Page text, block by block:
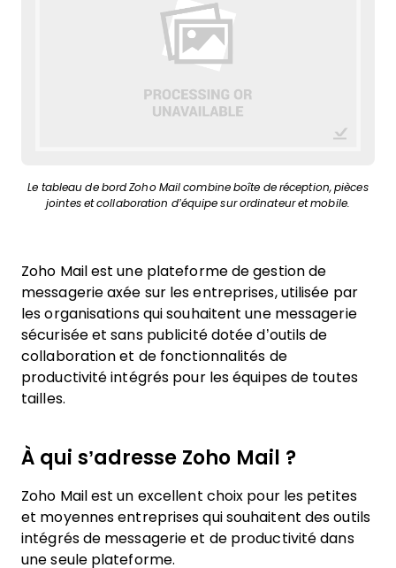
Le tableau de bord Zoho Mail combine boîte de réception, pièces
jointes et collaboration d’équipe sur ordinateur et mobile.
Zoho Mail est une plateforme de gestion de
messagerie axée sur les entreprises, utilisée par
les organisations qui souhaitent une messagerie
sécurisée et sans publicité dotée d’outils de
collaboration et de fonctionnalités de
productivité intégrés pour les équipes de toutes
tailles.
À qui s’adresse Zoho Mail ?
Zoho Mail est un excellent choix pour les petites
et moyennes entreprises qui souhaitent des outils
intégrés de messagerie et de productivité dans
une seule plateforme.